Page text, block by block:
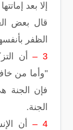
إلا بعد
قال بعض
الظفر
3 –
أن
"وأما من
فإن الجنة
الجنة.
4 –
أن